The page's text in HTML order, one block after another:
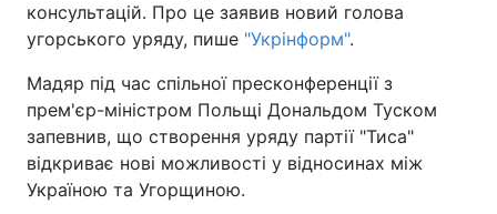
Економіка Світ
Техно і зв'язок Лайт
Зброя Інциденти
консультацій. Про це заявив новий голова
угорського уряду, пише "Укрінформ".
Мадяр під час спільної пресконференції з
прем'єр-міністром Польщі Дональдом Туском
запевнив, що створення уряду партії "Тиса"
відкриває нові можливості у відносинах між
Україною та Угорщиною.